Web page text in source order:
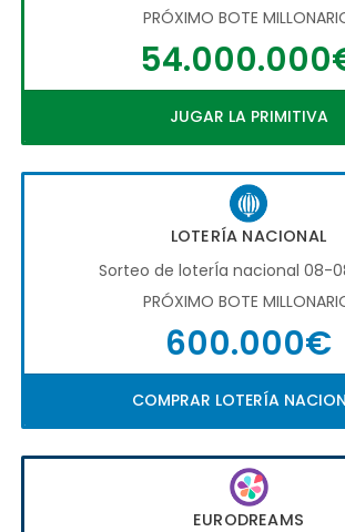
PRÓXIMO BOTE
JUGAR LA PRIMITIVA
LOTERÍA NACIONAL
Sorteo de loterÍa nacional 08-
PRÓXIMO BOTE
600.000€
COMPRAR LOTERÍA
EURODREAMS